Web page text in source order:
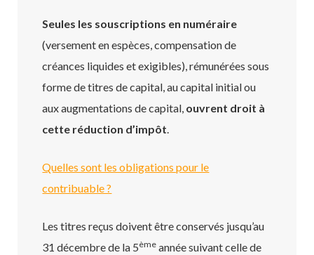
Seules les souscriptions en numéraire
(versement en espèces, compensation de
créances liquides et exigibles), rémunérées sous
forme de titres de capital, au capital initial ou
aux augmentations de capital, ouvrent droit à
cette réduction d’impôt.
Quelles sont les obligations pour le
contribuable ?
Les titres reçus doivent être conservés jusqu’au
31 décembre de la 5ème année suivant celle de